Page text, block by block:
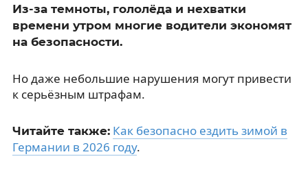
Из-за темноты, гололёда и нехватки
времени утром многие водители экономят
на безопасности.
Но даже небольшие нарушения могут привести
к серьёзным штрафам.
Читайте также: Как безопасно ездить зимой в
Германии в 2026 году.